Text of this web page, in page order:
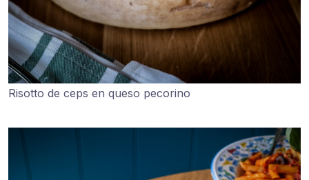
Risotto de ceps en queso pecorino